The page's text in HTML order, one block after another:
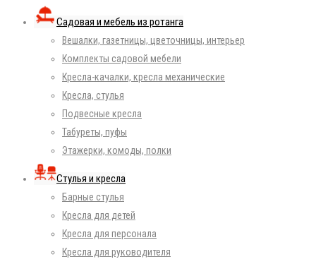
Садовая и мебель из ротанга
Вешалки, газетницы, цветочницы, интерьер
Комплекты садовой мебели
Кресла-качалки, кресла механические
Кресла, стулья
Подвесные кресла
Табуреты, пуфы
Этажерки, комоды, полки
Стулья и кресла
Барные стулья
Кресла для детей
Кресла для персонала
Кресла для руководителя